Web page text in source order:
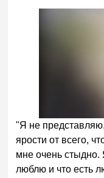
"Я не
ярости от всего,
мне очень стыдно.
люблю и что есть